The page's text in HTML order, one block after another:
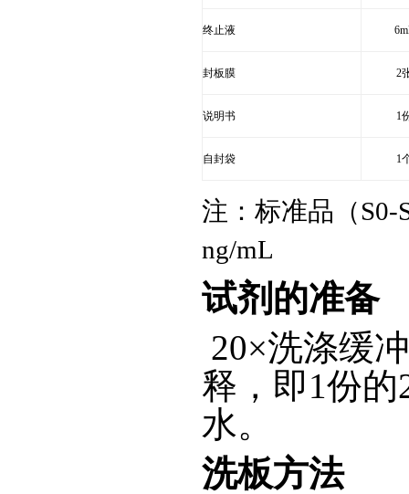
终止液
封板膜 2
说明书 1
自封袋 1
注：标准品（S0-
ng/mL
试剂的准备
20×洗涤缓
释，即1份
水。
洗板方法